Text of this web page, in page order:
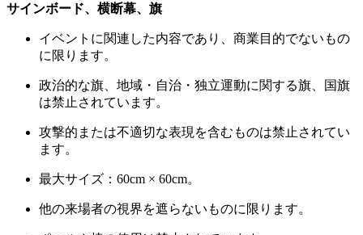
サインボード、横断幕、旗
イベントに関連した内容であり、商業目的でないもの
に限ります。
政治的な旗、地域・自治・独立運動に関する旗、国旗
は禁止されています。
攻撃的または不適切な表現を含むものは禁止されてい
ます。
最大サイズ：60cm × 60cm。
他の来場者の視界を遮らないものに限ります。